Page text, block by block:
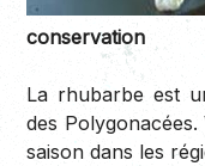
conservation
La rhubarbe est
des
saison dans les